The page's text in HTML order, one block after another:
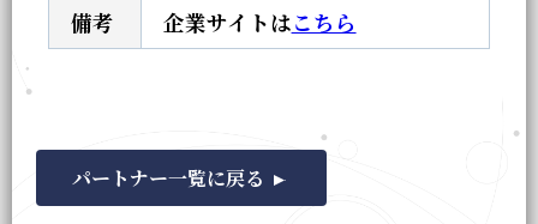
備考
企業サイトはこちら
パートナー一覧に戻る